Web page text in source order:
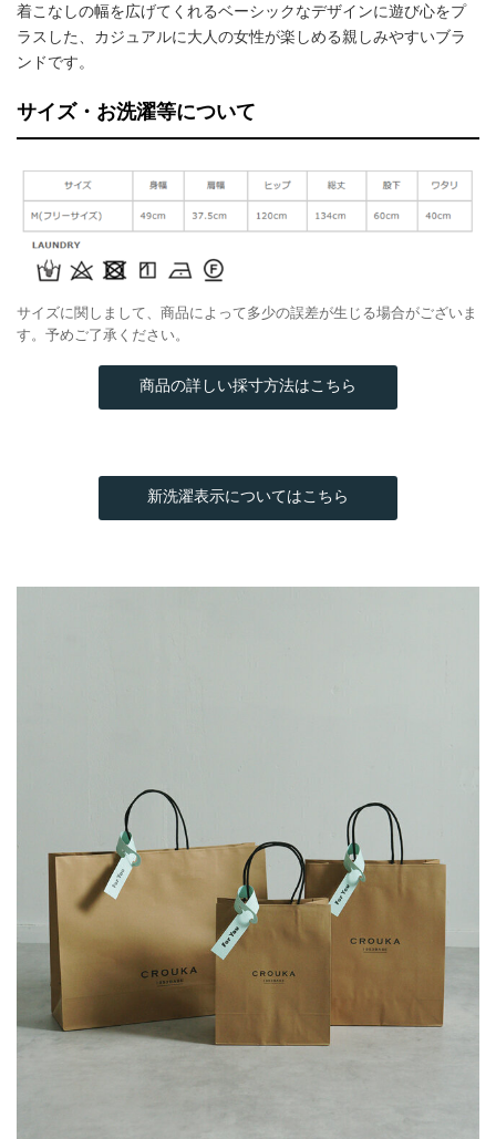
着こなしの幅を広げてくれるベーシックなデザインに遊び心をプ
ラスした、カジュアルに大人の女性が楽しめる親しみやすいブラ
ンドです。
サイズ・お洗濯等について
サイズに関しまして、商品によって多少の誤差が生じる場合がございま
す。予めご了承ください。
商品の詳しい採寸方法はこちら
新洗濯表示についてはこちら